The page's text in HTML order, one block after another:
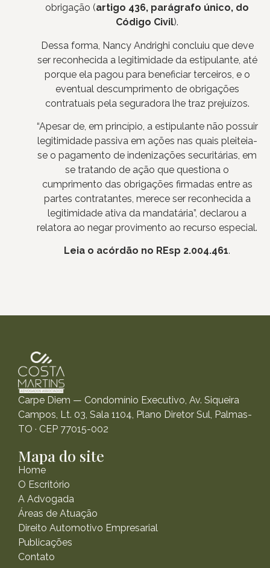
obrigação (artigo 436, parágrafo único, do
Código Civil).
Dessa forma, Nancy Andrighi concluiu que deve
ser reconhecida a legitimidade da estipulante, até
porque ela pagou para beneficiar terceiros, e o
eventual descumprimento de obrigações
contratuais pela seguradora lhe traz prejuízos.
“Apesar de, em princípio, a estipulante não possuir
legitimidade passiva em ações nas quais pleiteia-
se o pagamento de indenizações securitárias, em
se tratando de ação que questiona o
cumprimento das obrigações firmadas entre as
partes contratantes, merece ser reconhecida a
legitimidade ativa da mandatária”, declarou a
relatora ao negar provimento ao recurso especial.
Leia o acórdão no REsp 2.004.461.
Carpe Diem — Condomínio Executivo, Av. Siqueira
Campos, Lt. 03, Sala 1104, Plano Diretor Sul, Palmas-
TO · CEP 77015-002
Mapa do site
Home
O Escritório
A Advogada
Áreas de Atuação
Direito Automotivo Empresarial
Publicações
Contato